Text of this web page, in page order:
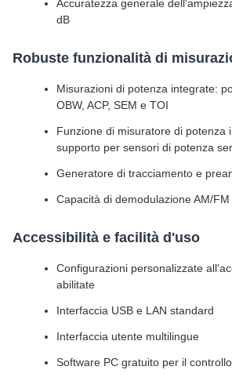
Accuratezza generale
dB
Robuste funzionalità di
Misurazioni di potenza integrate:
OBW, ACP, SEM e TOI
Funzione di misuratore di potenza
supporto per sensori di potenza
Generatore di tracciamento e
Capacità di demodulazione AM/
Accessibilità e facilità d'uso
Configurazioni personalizzate
abilitate
Interfaccia USB e LAN standard
Interfaccia utente multilingue
Software PC gratuito per il